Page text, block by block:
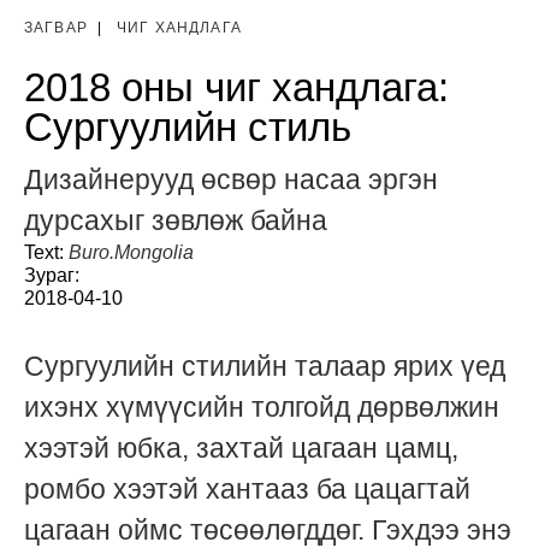
ЗАГВАР ЧИГ ХАНДЛАГА
2018 оны чиг хандлага:
Сургуулийн стиль
Дизайнерууд өсвөр насаа эргэн
дурсахыг зөвлөж байна
Text: Buro.Mongolia
Зураг:
2018-04-10
Сургуулийн стилийн талаар ярих үед
ихэнх хүмүүсийн толгойд дөрвөлжин
хээтэй юбка, захтай цагаан цамц,
ромбо хээтэй хантааз ба цацагтай
цагаан оймс төсөөлөгддөг. Гэхдээ энэ